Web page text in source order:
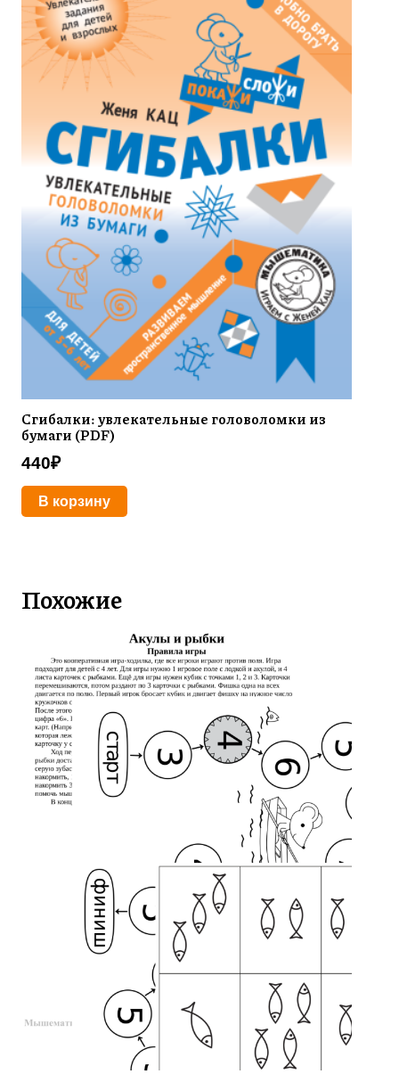
Сгибалки: увлекательные головоломки из
бумаги (PDF)
440₽
В корзину
Похожие